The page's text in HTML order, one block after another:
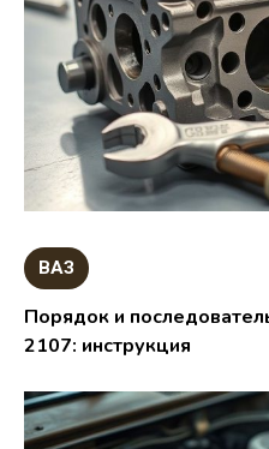
ВАЗ
Порядок и
2107: инструкция